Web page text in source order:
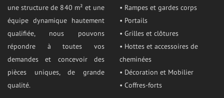
une structure de 840 m² et une
équipe dynamique hautement
qualifiée, nous pouvons
répondre à toutes vos
demandes et concevoir des
pièces uniques, de grande
qualité.
• Rampes et gardes corps
• Portails
• Grilles et clôtures
• Hottes et accessoires de
cheminées
• Décoration et Mobilier
• Coffres-forts